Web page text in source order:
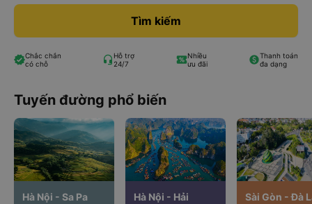
Tìm kiếm
Chắc chắn
có chỗ
Hỗ trợ
24/7
Nhiều
ưu đãi
Thanh toán
đa dạng
Tuyến đường phổ biến
Hà Nội - Sa Pa
Hà Nội - Hải
Sài Gòn - Đà